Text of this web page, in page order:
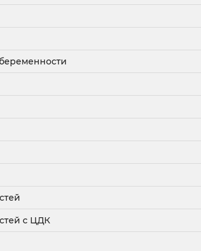
с ЦДК